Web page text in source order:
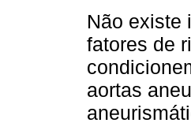
Não existe
fatores de
aortas